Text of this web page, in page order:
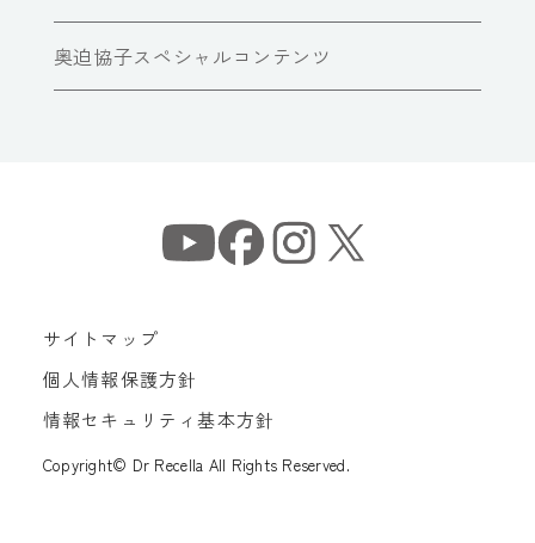
奥迫協子スペシャルコンテンツ
サイトマップ
個人情報保護方針
情報セキュリティ基本方針
Copyright© Dr Recella All Rights Reserved.